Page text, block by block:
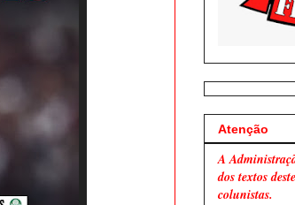
Atenção
A
dos textos
colunistas.